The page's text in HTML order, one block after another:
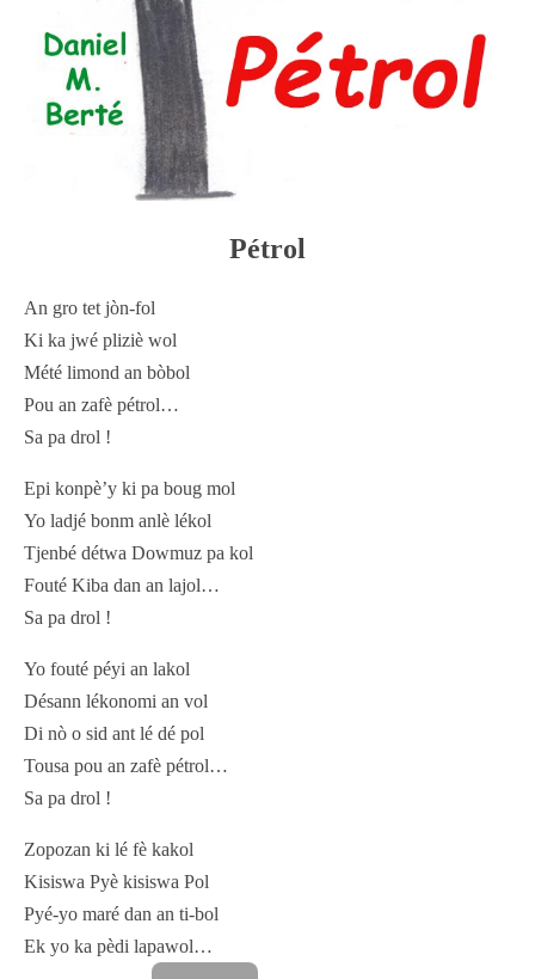
Pétrol
An gro tet jòn-fol
Ki ka jwé pliziè wol
Mété limond an bòbol
Pou an zafè pétrol…
Sa pa drol !
Epi konpè’y ki pa boug mol
Yo ladjé bonm anlè lékol
Tjenbé détwa Dowmuz pa kol
Fouté Kiba dan an lajol…
Sa pa drol !
Yo fouté péyi an lakol
Désann lékonomi an vol
Di nò o sid ant lé dé pol
Tousa pou an zafè pétrol…
Sa pa drol !
Zopozan ki lé fè kakol
Kisiswa Pyè kisiswa Pol
Pyé-yo maré dan an ti-bol
Ek yo ka pèdi lapawol…